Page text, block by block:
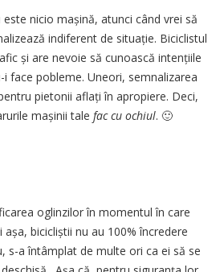
nicio mașină, atunci când vrei să
indiferent de situație. Biciclistul
și are nevoie să cunoască intențiile
face pobleme. Uneori, semnalizarea
pietonii aflați în apropiere. Deci,
mașinii tale fac cu ochiul. 🙂
oglinzilor în momentul în care
așa, bicicliștii nu au 100% încredere
s-a întâmplat de multe ori ca ei să se